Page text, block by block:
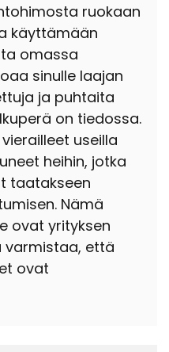
ruokaan
käyttämään
omassa
sinulle laajan
ja puhtaita
on tiedossa.
useilla
heihin, jotka
taatakseen
Nämä
ovat yrityksen
varmistaa, että
ovat